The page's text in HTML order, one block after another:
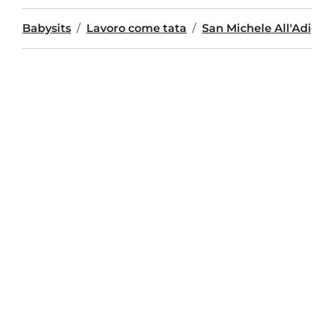
Babysits Lavoro come tata San Michele